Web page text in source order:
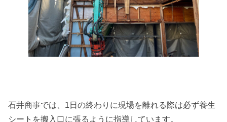
石井商事では、1日の終わりに現場を離れる際は必ず養生
シートを搬入口に張るように指導しています。